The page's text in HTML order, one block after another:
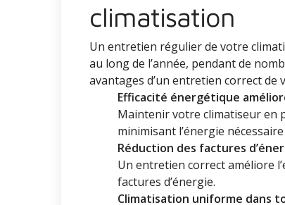
climatisation
Un entretien régulier de votre
au long de l’année, pendant de
avantages d’un entretien correct de
Efficacité énergétique
Maintenir votre climatiseur en
minimisant l’énergie
Réduction des factures
Un entretien correct améliore
factures d’énergie.
Climatisation uniforme dans